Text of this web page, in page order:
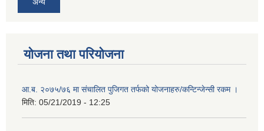
योजना तथा परियोजना
आ.ब. २०७५/७६ मा संचालित पुजिगत तर्फको योजनाहरु/कन्टिन्जेन्सी रकम ।
मिति: 05/21/2019 - 12:25